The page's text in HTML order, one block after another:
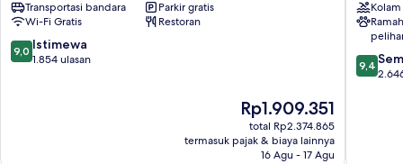
Smile
hotels
Rafina-
Pikermi
Transportasi bandara
Parkir gratis
Wi-Fi Gratis
Restoran
9.0
dari
9,0 Istimewa
1.854 ulasan
Harga
sekarang
Rp1.909.351
Rp1.909.351
total Rp2.374.865
termasuk pajak & biaya lainnya
16 Agu - 17 Agu
Spata-
9.4
dari
9,4